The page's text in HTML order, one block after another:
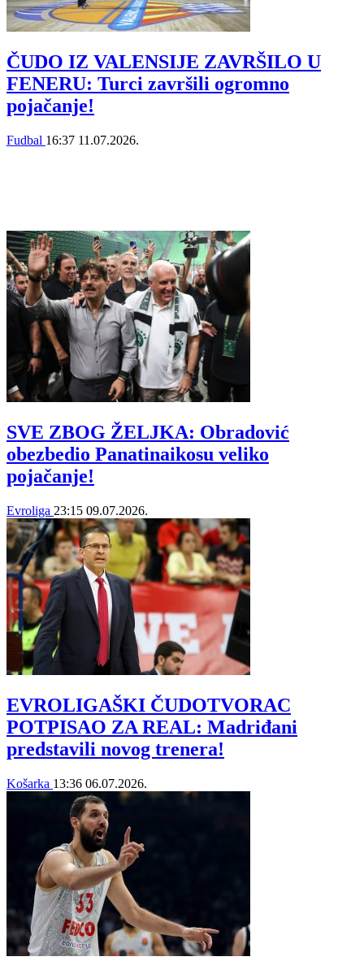
ČUDO IZ VALENSIJE ZAVRŠILO U
FENERU: Turci završili ogromno
pojačanje!
Fudbal 16:37 11.07.2026.
SVE ZBOG ŽELJKA: Obradović
obezbedio Panatinaikosu veliko
pojačanje!
Evroliga 23:15 09.07.2026.
EVROLIGAŠKI ČUDOTVORAC
POTPISAO ZA REAL: Madriđani
predstavili novog trenera!
Košarka 13:36 06.07.2026.